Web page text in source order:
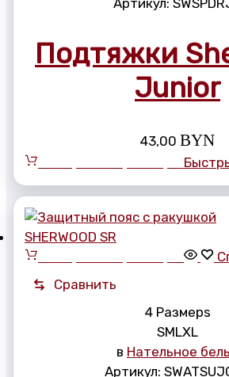
Подтяжки
Junior
43,00 BYN
Сравнить
4 Размерs
SMLXL
в Нательное
Артикул: